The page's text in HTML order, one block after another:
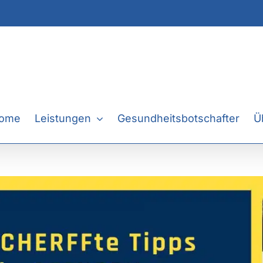
Leistungen Gesundheitsbotschafter